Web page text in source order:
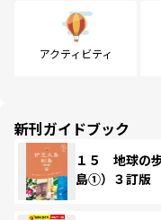
アクティビティ
新刊ガイドブック
１５ 地球の
島①）３訂版